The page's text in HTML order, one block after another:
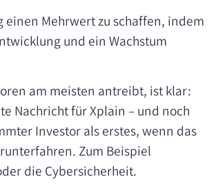
einen Mehrwert zu schaffen, indem
und ein Wachstum
am meisten antreibt, ist klar:
Nachricht für Xplain – und noch
Investor als erstes, wenn das
Zum Beispiel
die Cybersicherheit.